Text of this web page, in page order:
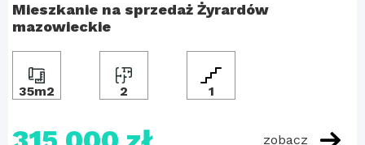
Mieszkanie na sprzedaż Żyrardów
mazowieckie
35m2 2 1
zobacz